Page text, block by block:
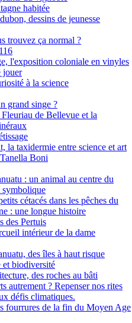
habitée
dessins de jeunesse
trouvez ça normal ?
l'exposition coloniale en vinyles
jouer
à la science
grand singe ?
de Bellevue et la
la taxidermie entre science et art
Boni
: un animal au centre du
symbolique
cétacés dans les pêches du
: une longue histoire
des Pertuis
intérieur de la dame
des îles à haut risque
et biodiversité
des roches au bâti
autrement ? Repenser nos rites
défis climatiques.
fourrures de la fin du Moyen Age